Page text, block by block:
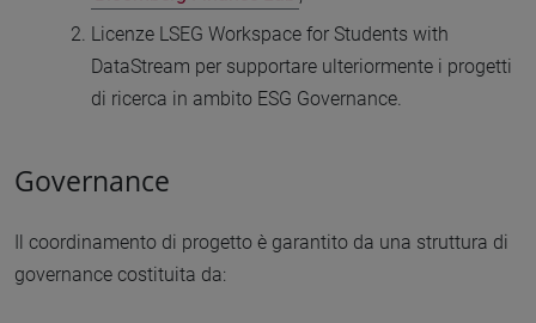
Licenze LSEG Workspace for Students with
DataStream per supportare ulteriormente i progetti
di ricerca in ambito ESG Governance.
Governance
Il coordinamento di progetto è garantito da una struttura di
governance costituita da: